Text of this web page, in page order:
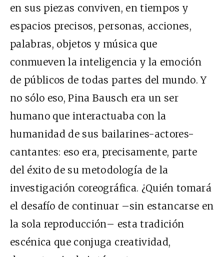
en sus piezas conviven, en tiempos y
espacios precisos, personas, acciones,
palabras, objetos y música que
conmueven la inteligencia y la emoción
de públicos de todas partes del mundo. Y
no sólo eso, Pina Bausch era un ser
humano que interactuaba con la
humanidad de sus bailarines-actores-
cantantes: eso era, precisamente, parte
del éxito de su metodología de la
investigación coreográfica. ¿Quién tomará
el desafío de continuar –sin estancarse en
la sola reproducción– esta tradición
escénica que conjuga creatividad,